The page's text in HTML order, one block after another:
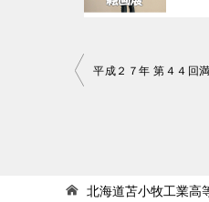
投
ゲ
平成２７年 第４４回
北海道苫小牧工業高